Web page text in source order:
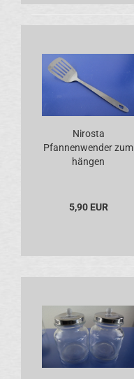
Nirosta
Pfannenwender zum
hängen
5,90 EUR